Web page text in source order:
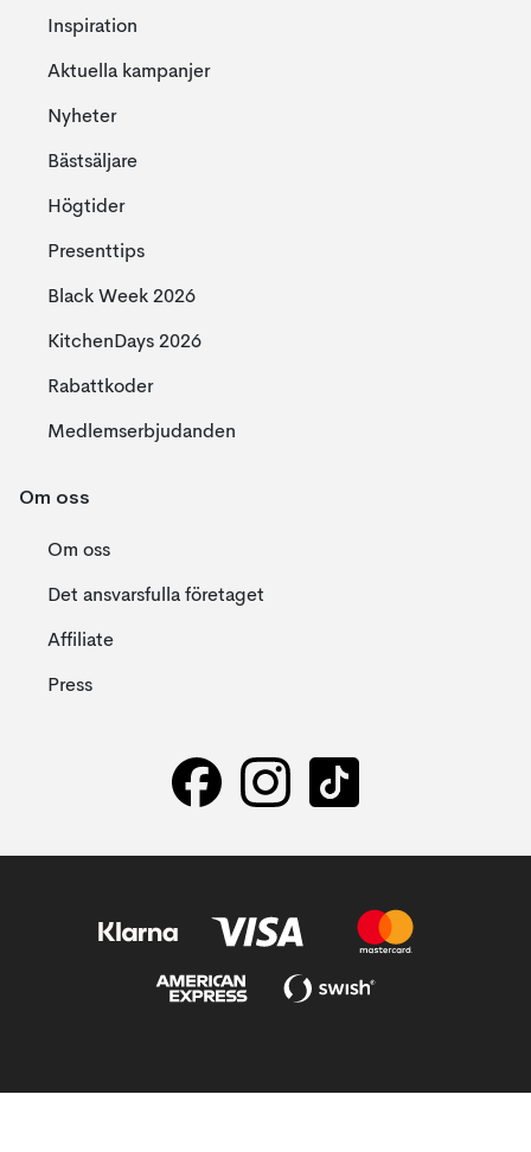
Inspiration
Aktuella kampanjer
Nyheter
Bästsäljare
Högtider
Presenttips
Black Week 2026
KitchenDays 2026
Rabattkoder
Medlemserbjudanden
Om oss
Om oss
Det ansvarsfulla företaget
Affiliate
Press